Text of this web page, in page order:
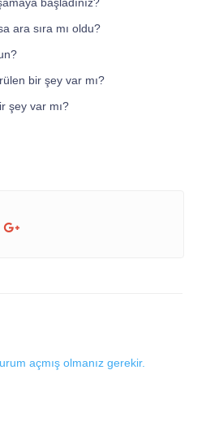
ara sıra mı oldu?
bir şey var mı?
şey var mı?
açmış olmanız gerekir.